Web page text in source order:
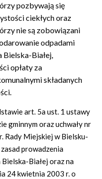
pozbywają się
ciekłych oraz
nie są zobowiązani
odpadami
Bielska-Białej,
opłaty za
składanych
art. 5a ust. 1 ustawy
gminnym oraz uchwały nr
Rady Miejskiej w Bielsku-
prowadzenia
Białej oraz na
24 kwietnia 2003 r. o